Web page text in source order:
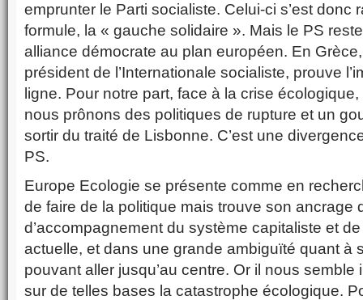
emprunter le Parti socialiste. Celui-ci s’est donc
formule, la « gauche solidaire ». Mais le PS
alliance démocrate au plan européen. En
président de l’Internationale socialiste, prouve
ligne. Pour notre part, face à la crise
nous prônons des politiques de rupture et un
sortir du traité de Lisbonne. C’est une
PS.
Europe Ecologie se présente comme en
de faire de la politique mais trouve son ancrage
d’accompagnement du système capitaliste et
actuelle, et dans une grande ambiguïté quant à
pouvant aller jusqu’au centre. Or il nous semble
sur de telles bases la catastrophe écologique.